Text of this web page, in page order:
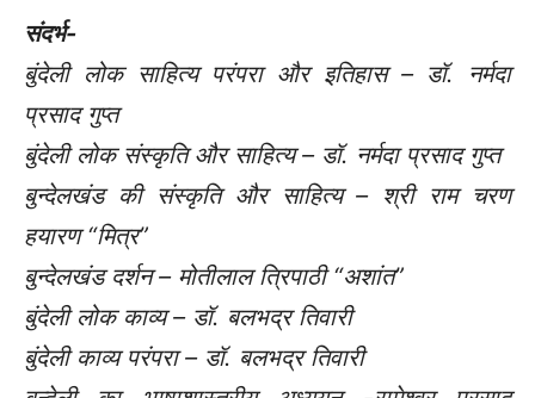
संदर्भ-
बुंदेली लोक साहित्य परंपरा और इतिहास – डॉ. नर्मदा
प्रसाद गुप्त
बुंदेली लोक संस्कृति और साहित्य – डॉ. नर्मदा प्रसाद गुप्त
बुन्देलखंड की संस्कृति और साहित्य – श्री राम चरण
हयारण “मित्र”
बुन्देलखंड दर्शन – मोतीलाल त्रिपाठी “अशांत”
बुंदेली लोक काव्य – डॉ. बलभद्र तिवारी
बुंदेली काव्य परंपरा – डॉ. बलभद्र तिवारी